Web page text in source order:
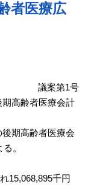
者医療広
議案第1号
高齢者医療会計
期高齢者医療会
。
15,068,895千円